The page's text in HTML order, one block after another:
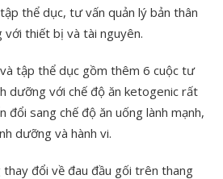
thể dục, tư vấn quản lý bản thân
với thiết bị và tài nguyên.
tập thể dục gồm thêm 6 cuộc tư
dưỡng với chế độ ăn ketogenic rất
đổi sang chế độ ăn uống lành mạnh,
dưỡng và hành vi.
thay đổi về đau đầu gối trên thang